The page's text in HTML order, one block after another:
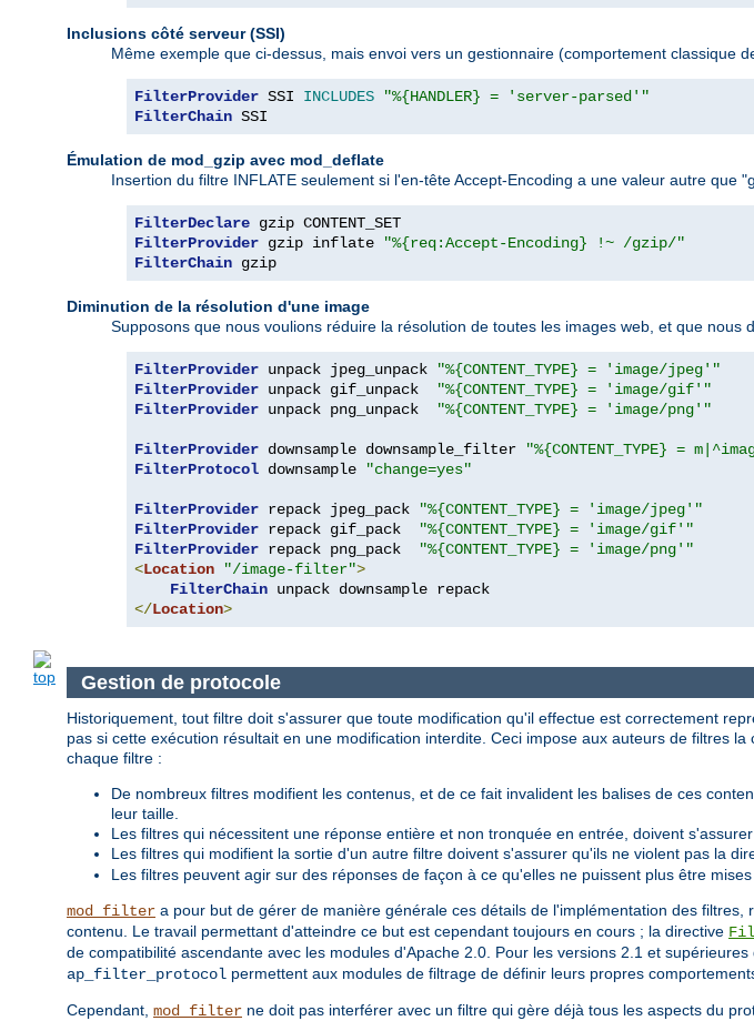
Inclusions côté serveur (SSI)
Même exemple que ci-dessus, mais envoi vers un gestionnaire (comportement classique
FilterProvider SSI INCLUDES
"%{HANDLER} = 'server-parsed'"
FilterChain SSI
Émulation de mod_gzip avec mod_deflate
Insertion du filtre INFLATE seulement si l'en-tête Accept-Encoding a une valeur autre que
FilterDeclare
FilterProvider gzip inflate
"%{req:Accept-Encoding} !~ /gzip/"
FilterChain gzip
Diminution de la résolution d'une image
Supposons que nous voulions réduire la résolution de toutes les images web, et que nous
FilterProvider unpack jpeg_unpack
"%{CONTENT_TYPE} = 'image/jpeg'"
FilterProvider unpack gif_unpack
"%{CONTENT_TYPE} = 'image/gif'"
FilterProvider unpack png_unpack "%{CONTENT_TYPE} = 'image/png'"
FilterProvider downsample downsample_filter
"%{CONTENT_TYPE} =
FilterProtocol downsample "change=yes"
FilterProvider repack jpeg_pack
"%{CONTENT_TYPE} = 'image/jpeg'"
FilterProvider repack gif_pack
"%{CONTENT_TYPE} = 'image/gif'"
FilterProvider repack png_pack
"%{CONTENT_TYPE} = 'image/png'"
<Location "/image-filter">
FilterChain
</Location>
Gestion de protocole
Historiquement, tout filtre doit s'assurer que toute modification qu'il effectue est correctement
pas si cette exécution résultait en une modification interdite. Ceci impose aux auteurs de filtres
chaque filtre :
De nombreux filtres modifient les contenus, et de ce fait invalident les balises de ces
leur taille.
Les filtres qui nécessitent une réponse entière et non tronquée en entrée, doivent
Les filtres qui modifient la sortie d'un autre filtre doivent s'assurer qu'ils ne violent pas la
Les filtres peuvent agir sur des réponses de façon à ce qu'elles ne puissent plus être mises
mod_filter a pour but de gérer de manière générale ces détails de l'implémentation des
contenu. Le travail permettant d'atteindre ce but est cependant toujours en cours ; la directive
de compatibilité ascendante avec les modules d'Apache 2.0. Pour les versions 2.1 et supérieures
ap_filter_protocol permettent aux modules de filtrage de définir leurs propres
Cependant, mod_filter ne doit pas interférer avec un filtre qui gère déjà tous les aspects du